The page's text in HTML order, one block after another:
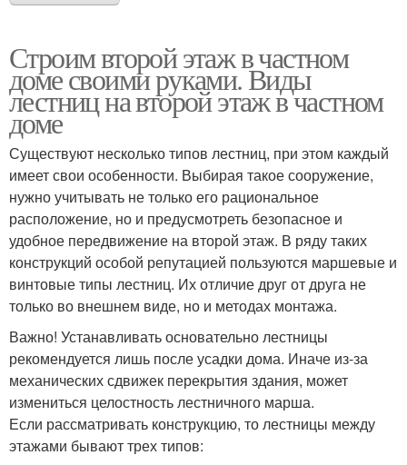
Строим второй этаж в частном
доме своими руками. Виды
лестниц на второй этаж в частном
доме
Существуют несколько типов лестниц, при этом каждый
имеет свои особенности. Выбирая такое сооружение,
нужно учитывать не только его рациональное
расположение, но и предусмотреть безопасное и
удобное передвижение на второй этаж. В ряду таких
конструкций особой репутацией пользуются маршевые и
винтовые типы лестниц. Их отличие друг от друга не
только во внешнем виде, но и методах монтажа.
Важно! Устанавливать основательно лестницы
рекомендуется лишь после усадки дома. Иначе из-за
механических сдвижек перекрытия здания, может
измениться целостность лестничного марша.
Если рассматривать конструкцию, то лестницы между
этажами бывают трех типов: